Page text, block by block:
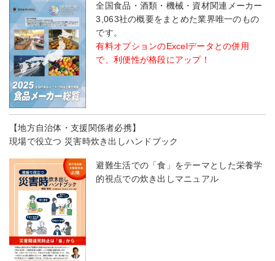
全国食品・酒類・機械・資材関連メーカー
3,063社の概要をまとめた業界唯一のもの
です。
有料オプションのExcelデータとの併用
で、利便性が格段にアップ！
【地方自治体・支援関係者必携】
現場で役立つ 災害時炊き出しハンドブック
避難生活での「食」をテーマとした栄養学
的視点での炊き出しマニュアル